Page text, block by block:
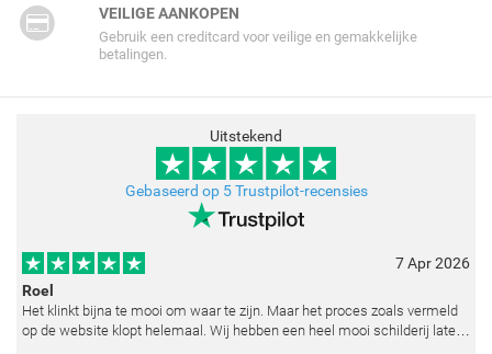
VEILIGE AANKOPEN
Gebruik een creditcard voor veilige en gemakkelijke
betalingen.
Uitstekend
Gebaseerd op 5 Trustpilot-recensies
7 Apr 2026
Roel
Het klinkt bijna te mooi om waar te zijn. Maar het proces zoals vermeld
op de website klopt helemaal. Wij hebben een heel mooi schilderij laten